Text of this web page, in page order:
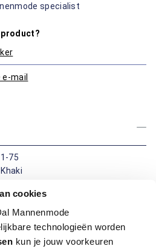
cookies
Mannenmode
technologieën worden
kun je jouw voorkeuren
specialist
product?
mail
75
prettig en ziet er verzorgd